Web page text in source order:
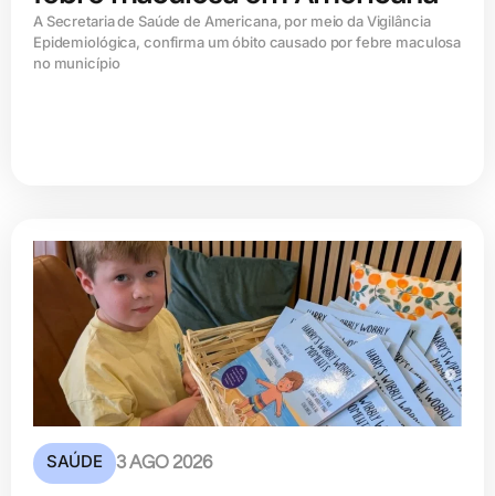
A Secretaria de Saúde de Americana, por meio da Vigilância
Epidemiológica, confirma um óbito causado por febre maculosa
no município
SAÚDE 3 AGO 2026